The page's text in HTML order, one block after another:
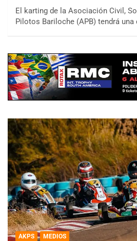
El karting de la Asociación Civil,
Pilotos Bariloche (APB) tendrá
AKPS MEDIOS